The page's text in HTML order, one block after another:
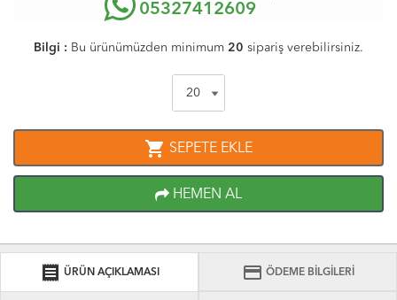
05327412609
Bilgi : Bu ürünümüzden minimum 20 sipariş verebilirsiniz.
shopping_cart SEPETE EKLE
HEMEN AL
receipt ÜRÜN AÇIKLAMASI credit_card ÖDEME BİLGİLERİ